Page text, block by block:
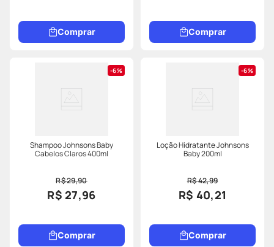
Comprar Comprar
6%
Shampoo Johnsons Baby
Cabelos Claros 400ml
R$ 29,90
R$ 27,96
Comprar
6%
Loção Hidratante Johnsons
Baby 200ml
R$ 42,99
R$ 40,21
Comprar